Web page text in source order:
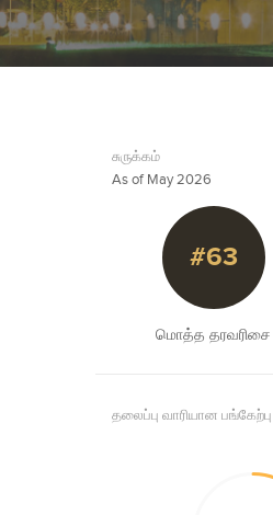
சுருக்கம்
As of May 2026
#63
மொத்த தரவரிசை
தலைப்பு வாரியான பங்கேற்பு